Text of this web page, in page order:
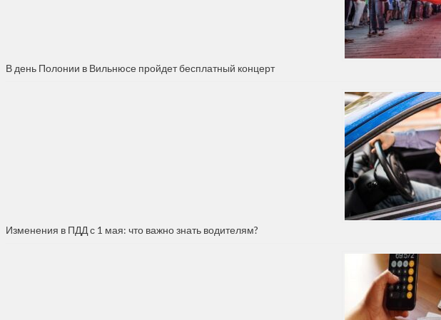
В день Полонии в Вильнюсе пройдет бесплатный концерт
Изменения в ПДД с 1 мая: что важно знать водителям?